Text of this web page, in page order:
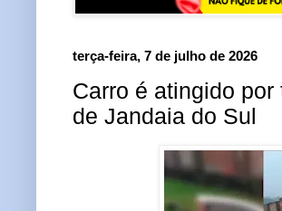
terça-feira, 7 de julho de 2026
Carro é atingido
de Jandaia do Sul